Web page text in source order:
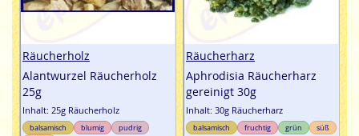
Räucherholz
Alantwurzel Räucherholz
25g
Inhalt: 25g Räucherholz
balsamisch blumig
pudrig
Räucherharz
Aphrodisia Räucherharz
gereinigt 30g
Inhalt: 30g Räucherharz
balsamisch fruchtig grün süß